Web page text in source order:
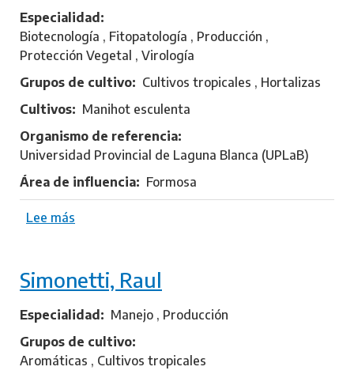
N
a
h
r
V
a
a
Especialidad
Biotecnología , Fitopatología , Producción ,
Protección Vegetal , Virología
Grupos de cultivo
Cultivos tropicales , Hortalizas
Cultivos
Manihot esculenta
Organismo de referencia
Universidad Provincial de Laguna Blanca (UPLaB)
Área de influencia
Formosa
Lee más
r
e
C
l
l
Simonetti, Raul
Especialidad
Manejo , Producción
Grupos de cultivo
Aromáticas , Cultivos tropicales